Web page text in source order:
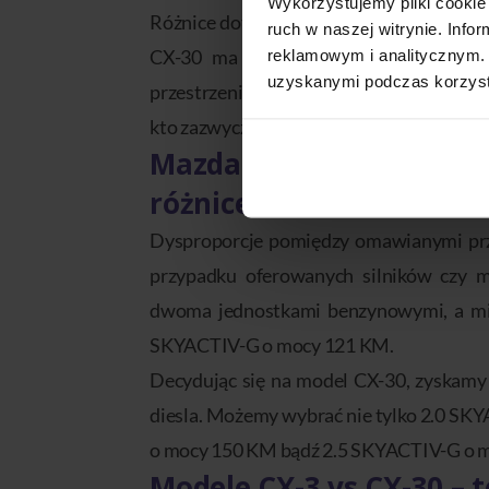
ruch w naszej witrynie.
reklamowym i
uzyskanymi podczas
Różnice dotyczą również wnętrza
CX-30 ma ich o jedno mniej. W
przestrzeni na nogi oraz pojemniejszy
kto zazwyczaj podróżuje z większą liczbą
Mazda CX-3 a CX-30 –
różnice?
Dysproporcje pomiędzy omawianymi
przypadku oferowanych silników czy
dwoma jednostkami benzynowymi, a
SKYACTIV-G o mocy 121 KM.
Decydując się na model CX-30,
diesla. Możemy wybrać nie tylko 2.0
o mocy 150 KM bądź 2.5 SKYACTIV-G o